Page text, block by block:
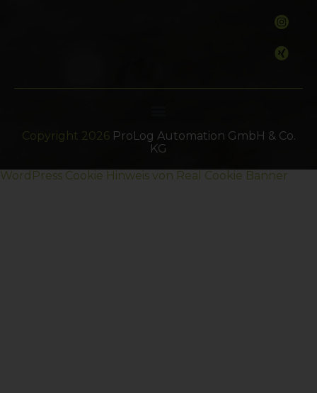
Copyright 2026 ProLog Automation GmbH & Co.
KG
WordPress Cookie Hinweis von Real Cookie Banner